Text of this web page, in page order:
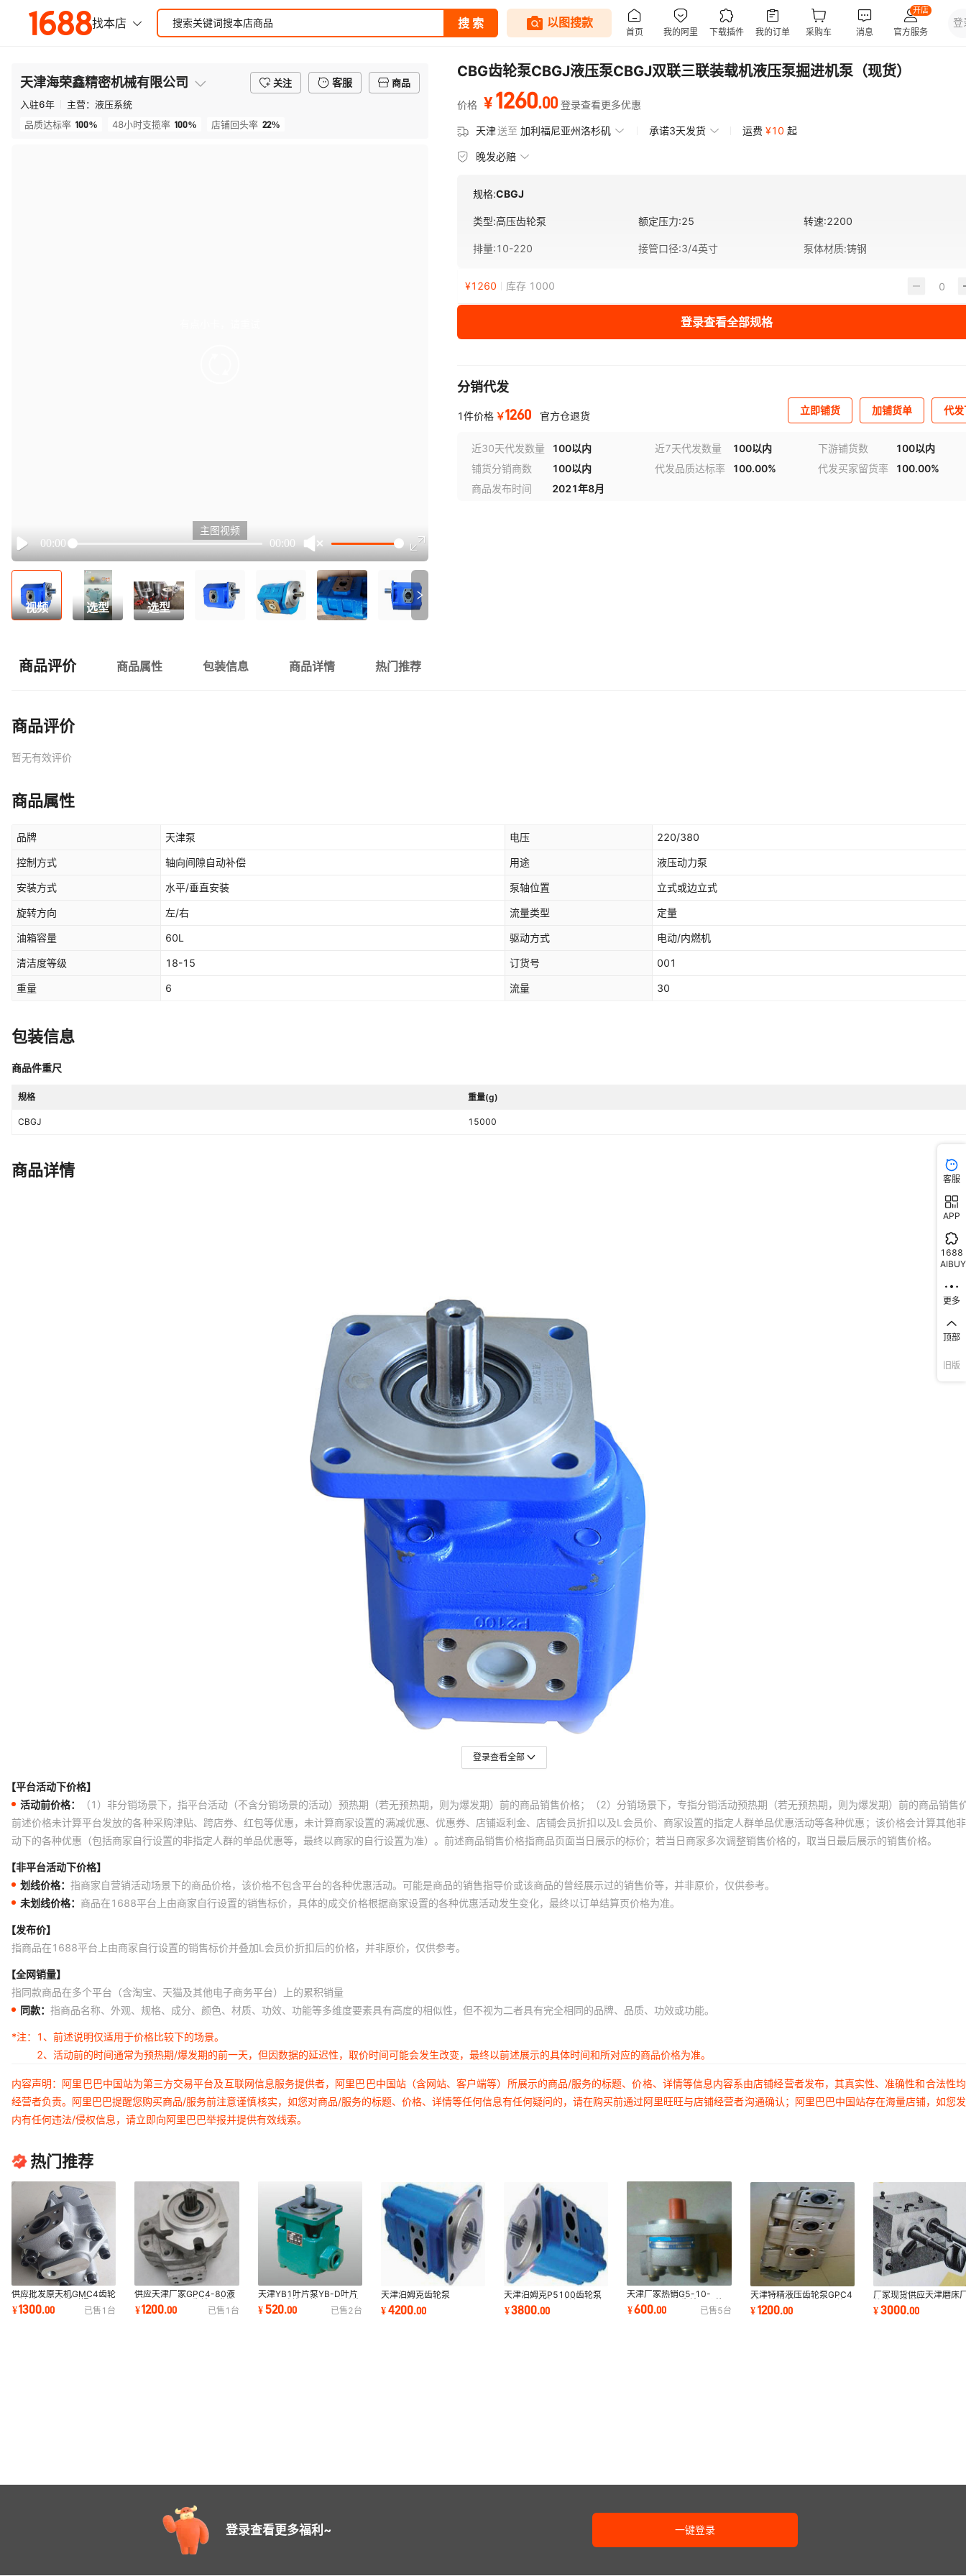
天津海荣鑫精密机械有限公司 关注 客服
商品
入驻6年 主营： 液压系统
品质达标率 100% 48小时支揽率 100% 店铺回头率 22%
Play
00:00 00:00
主图视频
视频 选型 选型
CBG齿轮泵CBGJ液压泵CBGJ双联三联装载机液压泵掘进机泵（现货）
价格 ¥1260.00 登录查看更多优惠
天津送至 加利福尼亚州洛杉矶 承诺3天发货 运费 ¥10 起
晚发必赔
规格:CBGJ
类型:高压齿轮泵 额定压力:25 转速:2200
排量:10-220 接管口径:3/4英寸 泵体材质:铸钢
¥1260 库存 1000
登录查看全部规格
分销代发
1件价格 ￥1260 官方仓退货 立即铺货 加铺货单 代
近30天代发数量 100以内 近7天代发数量 100以内 下游铺货数
100以内
铺货分销商数
100以内 代发品质达标率 100.00% 代发买家留货率
100.00%
商品发布时间
2021年8月
商品评价 商品属性 包装信息 商品详情 热门推荐
商品评价
暂无有效评价
商品属性
品牌 天津泵 电压 220/380
控制方式 轴向间隙自动补偿 用途 液压动力泵
安装方式 水平/垂直安装 泵轴位置 立式或边立式
旋转方向 左/右 流量类型 定量
油箱容量 60L 驱动方式 电动/内燃机
清洁度等级 18-15 订货号 001
重量 6 流量 30
包装信息
商品件重尺
规格 重量(g)
CBGJ 15000
商品详情
登录查看全部
【平台活动下价格】
活动前价格：
（1）非分销场景下，指平台活动（不含分销场景的活动）预热期（若无预热期，则为爆发期）前的商品销售价格；（2）分销场景下，专指分销活动预热期（若无预热期，则为爆发期）前的商品销售
前述价格未计算平台发放的各种采购津贴、跨店券、红包等优惠，未计算商家设置的满减优惠、优惠券、店铺返利金、店铺会员折扣以及L会员价、商家设置的指定人群单品优惠活动等各种优惠；该价格会计算其他
动下的各种优惠（包括商家自行设置的非指定人群的单品优惠等，最终以商家的自行设置为准）。前述商品销售价格指商品页面当日展示的标价；若当日商家多次调整销售价格的，取当日最后展示的销售价格。
【非平台活动下价格】
划线价格： 指商家自营销活动场景下的商品价格，该价格不包含平台的各种优惠活动。可能是商品的销售指导价或该商品的曾经展示过的销售价等，并非原价，仅供参考。
未划线价格： 商品在1688平台上由商家自行设置的销售标价，具体的成交价格根据商家设置的各种优惠活动发生变化，最终以订单结算页价格为准。
【发布价】
指商品在1688平台上由商家自行设置的销售标价并叠加L会员价折扣后的价格，并非原价，仅供参考。
【全网销量】
指同款商品在多个平台（含淘宝、天猫及其他电子商务平台）上的累积销量
同款： 指商品名称、外观、规格、成分、颜色、材质、功效、功能等多维度要素具有高度的相似性，但不视为二者具有完全相同的品牌、品质、功效或功能。
*注：
1、前述说明仅适用于价格比较下的场景。
2、活动前的时间通常为预热期/爆发期的前一天，但因数据的延迟性，取价时间可能会发生改变，最终以前述展示的具体时间和所对应的商品价格为准。
内容声明：阿里巴巴中国站为第三方交易平台及互联网信息服务提供者，阿里巴巴中国站（含网站、客户端等）所展示的商品/服务的标题、价格、详情等信息内容系由店铺经营者发布，其真实性、准确性和合法性
经营者负责。阿里巴巴提醒您购买商品/服务前注意谨慎核实，如您对商品/服务的标题、价格、详情等任何信息有任何疑问的，请在购买前通过阿里旺旺与店铺经营者沟通确认；阿里巴巴中国站存在海量店铺，如您
内有任何违法/侵权信息，请立即向阿里巴巴举报并提供有效线索。
热门推荐
供应批发原天机GMC4齿轮
马达液压马达系列报价(现
货)
¥1300.00 已售 1 台
供应天津厂家GPC4-80液
压泵GPC4-80齿轮泵参数
图片（厂批现货）
¥1200.00 已售 1 台
天津YB1叶片泵YB-D叶片
泵YBE叶片泵单泵双联叶片
泵（现货）
¥520.00 已售2台
天津泊姆克齿轮泵
P3100B467AHNG20-
14QAZAO7-1-T徐工压路
¥4200.00
天津泊姆克P5100齿轮泵
M5100齿轮马达液压马达
价格（现货）
¥3800.00
天津厂家热销G5-10-
1E13S-20-R齿轮泵价格
（现货）
¥600.00 已售5台
天津特精液压齿轮泵GPC4
单联双联多联液压泵图片
（厂供现货）
¥1200.00
厂家现货供应天津磨床
件液压操纵箱
平面磨床专用
¥3000.00
登录查看更多福利~ 一键登录
客服
APP
1688
AIBUY
更多
顶部
旧版